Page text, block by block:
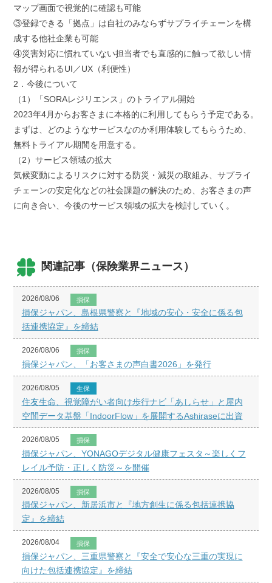
マップ画面で視覚的に確認も可能
③登録できる「拠点」は自社のみならずサプライチェーンを構
成する他社企業も可能
④災害対応に慣れていない担当者でも直感的に触って欲しい情
報が得られるUI／UX（利便性）
2．今後について
（1）「SORAレジリエンス」のトライアル開始
2023年4月からお客さまに本格的に利用してもらう予定である。
まずは、どのようなサービスなのか利用体験してもらうため、
無料トライアル期間を用意する。
（2）サービス領域の拡大
気候変動によるリスクに対する防災・減災の取組み、サプライ
チェーンの安定化などの社会課題の解決のため、お客さまの声
に向き合い、今後のサービス領域の拡大を検討していく。
関連記事（保険業界ニュース）
2026/08/06 損保
損保ジャパン、島根県警察と『地域の安心・安全に係る包
括連携協定』を締結
2026/08/06 損保
損保ジャパン、「お客さまの声白書2026」を発行
2026/08/05 生保
住友生命、視覚障がい者向け歩行ナビ「あしらせ」と屋内
空間データ基盤「IndoorFlow」を展開するAshiraseに出資
2026/08/05 損保
損保ジャパン、YONAGOデジタル健康フェスタ～楽しくフ
レイル予防・正しく防災～を開催
2026/08/05 損保
損保ジャパン、新居浜市と『地方創生に係る包括連携協
定』を締結
2026/08/04 損保
損保ジャパン、三重県警察と『安全で安心な三重の実現に
向けた包括連携協定』を締結